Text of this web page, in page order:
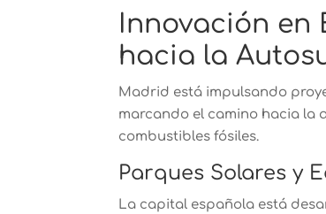
Innovación en
hacia la
Madrid está impulsando
marcando el camino hacia la
combustibles fósiles.
Parques Solares y
La capital española está